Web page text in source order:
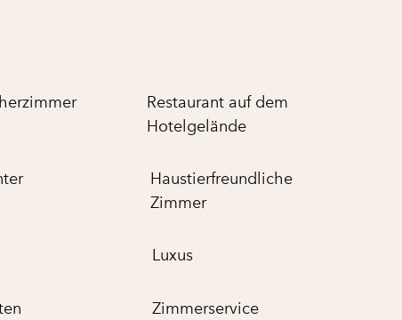
Restaurant auf dem
Hotelgelände
Haustier­freundliche
Zimmer
Luxus
Zimmer­service